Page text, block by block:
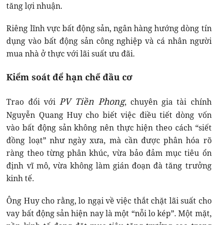
tăng lợi nhuận.
Riêng lĩnh vực bất động sản, ngân hàng hướng dòng tín
dụng vào bất động sản công nghiệp và cá nhân người
mua nhà ở thực với lãi suất ưu đãi.
Kiểm soát để hạn chế đầu cơ
Trao đổi với PV Tiền Phong, chuyên gia tài chính
Nguyễn Quang Huy cho biết việc điều tiết dòng vốn
vào bất động sản không nên thực hiện theo cách “siết
đồng loạt” như ngày xưa, mà cần được phân hóa rõ
ràng theo từng phân khúc, vừa bảo đảm mục tiêu ổn
định vĩ mô, vừa không làm gián đoạn đà tăng trưởng
kinh tế.
Ông Huy cho rằng, lo ngại về việc thắt chặt lãi suất cho
vay bất động sản hiện nay là một “nỗi lo kép”. Một mặt,